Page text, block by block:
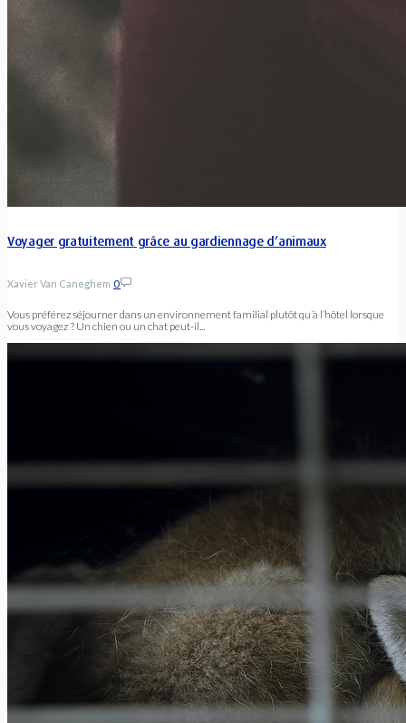
Voyager gratuitement grâce au gardiennage d’animaux
Xavier Van Caneghem 0
Vous préférez séjourner dans un environnement familial plutôt qu’à l’hôtel lorsque
vous voyagez ? Un chien ou un chat peut-il...